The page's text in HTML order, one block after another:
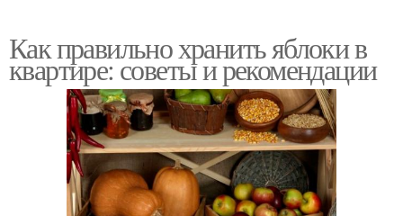
Как правильно хранить яблоки в
квартире: советы и рекомендации